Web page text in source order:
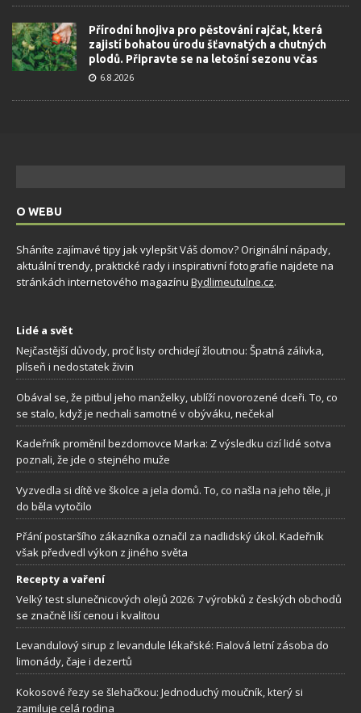
Přírodní hnojiva pro pěstování rajčat, která
zajistí bohatou úrodu šťavnatých a chutných
plodů. Připravte se na letošní sezonu včas
6.8.2026
O WEBU
Sháníte zajímavé tipy jak vylepšit Váš domov? Originální nápady,
aktuální trendy, praktické rady i inspirativní fotografie najdete na
stránkách internetového magazínu Bydlimeutulne.cz.
Lidé a svět
Nejčastější důvody, proč listy orchidejí žloutnou: Špatná zálivka,
plíseň i nedostatek živin
Obával se, že pitbul jeho manželky, ublíží novorozené dceři. To, co
se stalo, když je nechali samotné v obýváku, nečekal
Kadeřník proměnil bezdomovce Marka: Z výsledku cizí lidé sotva
poznali, že jde o stejného muže
Vyzvedla si dítě ve školce a jela domů. To, co našla na jeho těle, ji
do běla vytočilo
Přání postaršího zákazníka označil za nadlidský úkol. Kadeřník
však předvedl výkon z jiného světa
Recepty a vaření
Velký test slunečnicových olejů 2026: 7 výrobků z českých obchodů
se značně liší cenou i kvalitou
Levandulový sirup z levandule lékařské: Fialová letní zásoba do
limonády, čaje i dezertů
Kokosové řezy se šlehačkou: Jednoduchý moučník, který si
zamiluje celá rodina